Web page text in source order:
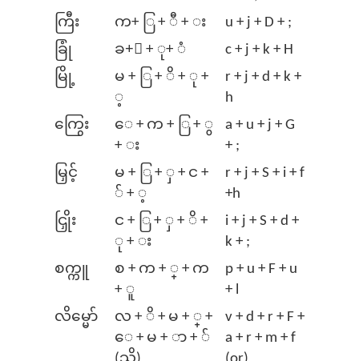
ကြီး
က+ ြ + ီ + း
u + j + D + ;
ခြုံ
ခ+ြ + ု+ ံ
c + j + k + H
မြို့
မ + ြ + ိ + ု +
့
r + j + d + k +
h
ကြွေး
ေ + က + ြ + ွ
+ း
a + u + j + G
+ ;
မြှင့်
မ + ြ + ှ + င +
် + ့
r + j + S + i + f
+h
ငြှိုး
င + ြ + ှ + ိ +
ု + း
i + j + S + d +
k + ;
စက္ကူ
စ + က + ္ + က
+ ူ
p + u + F + u
+ l
လိမ္မော်
လ + ိ + မ + ္ +
‌ေ + မ + ာ + ်
v + d + r + F +
a + r + m + f